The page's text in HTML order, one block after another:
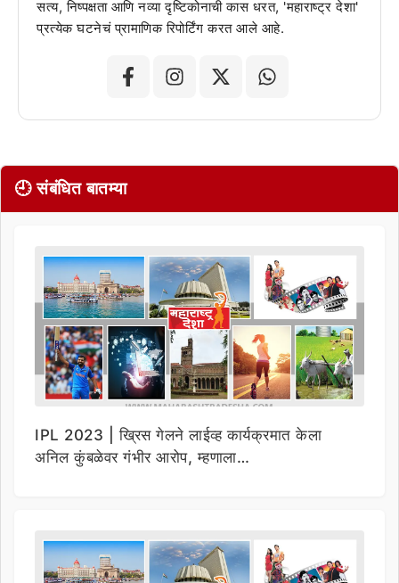
सत्य, निष्पक्षता आणि नव्या दृष्टिकोनाची कास धरत, 'महाराष्ट्र देशा'
प्रत्येक घटनेचं प्रामाणिक रिपोर्टिंग करत आले आहे.
🕘 संबंधित बातम्या
IPL 2023 | ख्रिस गेलने लाईव्ह कार्यक्रमात केला
अनिल कुंबळेवर गंभीर आरोप, म्हणाला…